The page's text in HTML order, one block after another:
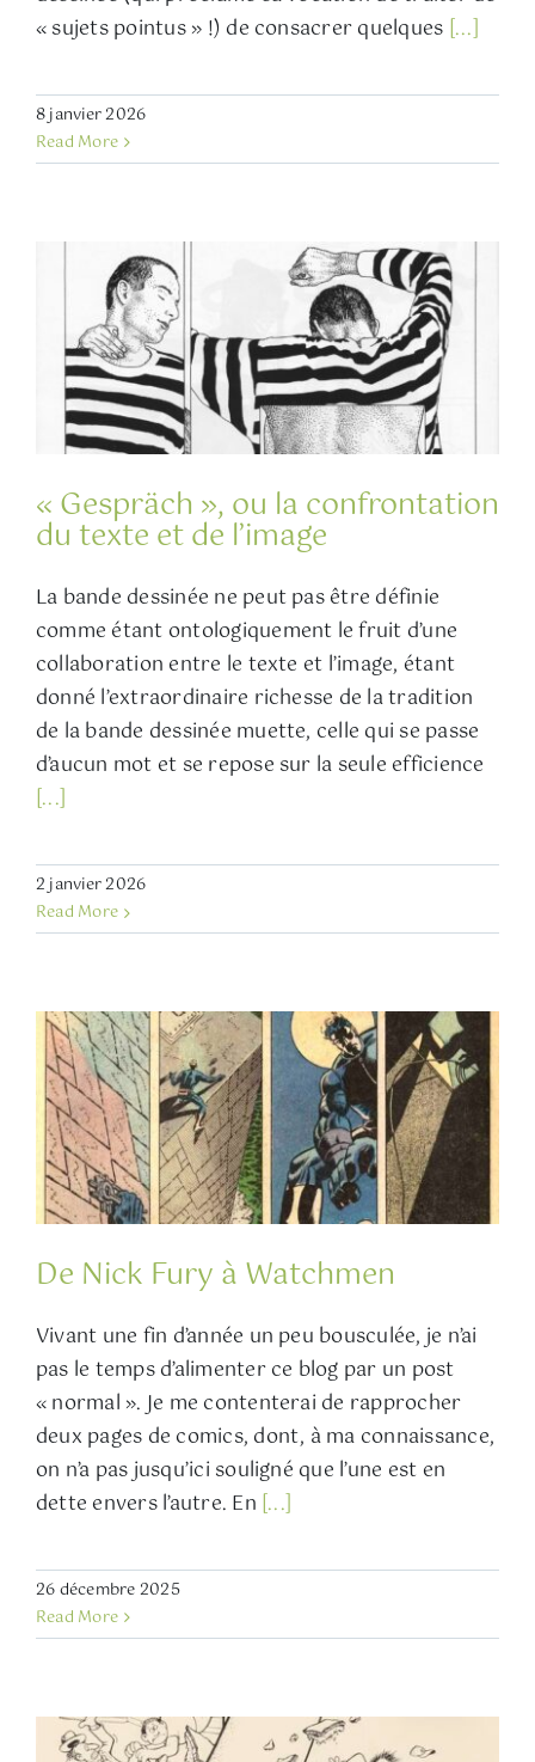
« sujets pointus » !) de consacrer quelques [...]
8 janvier 2026
Read More
« Gespräch », ou la confrontation
du texte et de l’image
La bande dessinée ne peut pas être définie
comme étant ontologiquement le fruit d’une
collaboration entre le texte et l’image, étant
donné l’extraordinaire richesse de la tradition
de la bande dessinée muette, celle qui se passe
d’aucun mot et se repose sur la seule efficience
[...]
2 janvier 2026
Read More
De Nick Fury à Watchmen
Vivant une fin d’année un peu bousculée, je n’ai
pas le temps d’alimenter ce blog par un post
« normal ». Je me contenterai de rapprocher
deux pages de comics, dont, à ma connaissance,
on n’a pas jusqu’ici souligné que l’une est en
dette envers l’autre. En [...]
26 décembre 2025
Read More